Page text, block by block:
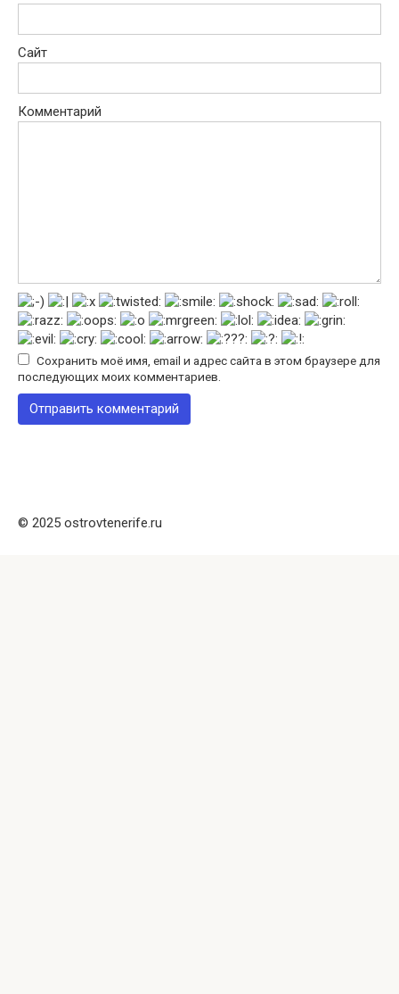
Сайт
Комментарий
Сохранить моё имя, email и адрес сайта в этом браузере для
последующих моих комментариев.
© 2025 ostrovtenerife.ru